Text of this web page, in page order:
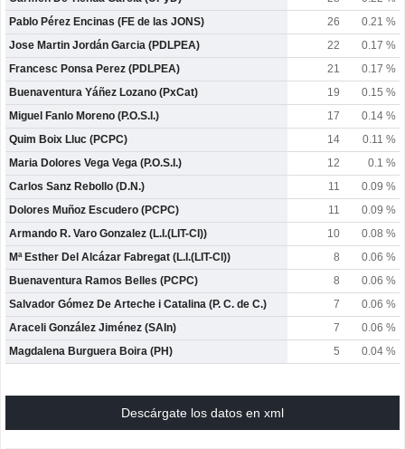
Pablo Pérez Encinas (FE de las JONS)
26
0.21 %
Jose Martin Jordán Garcia (PDLPEA)
22
0.17 %
Francesc Ponsa Perez (PDLPEA)
21
0.17 %
Buenaventura Yáñez Lozano (PxCat)
19
0.15 %
Miguel Fanlo Moreno (P.O.S.I.)
17
0.14 %
Quim Boix Lluc (PCPC)
14
0.11 %
Maria Dolores Vega Vega (P.O.S.I.)
12
0.1 %
Carlos Sanz Rebollo (D.N.)
11
0.09 %
Dolores Muñoz Escudero (PCPC)
11
0.09 %
Armando R. Varo Gonzalez (L.I.(LIT-CI))
10
0.08 %
Mª Esther Del Alcázar Fabregat (L.I.(LIT-CI))
8
0.06 %
Buenaventura Ramos Belles (PCPC)
8
0.06 %
Salvador Gómez De Arteche i Catalina (P. C. de C.)
7
0.06 %
Araceli González Jiménez (SAIn)
7
0.06 %
Magdalena Burguera Boira (PH)
5 0.04 %
Descárgate los datos en xml